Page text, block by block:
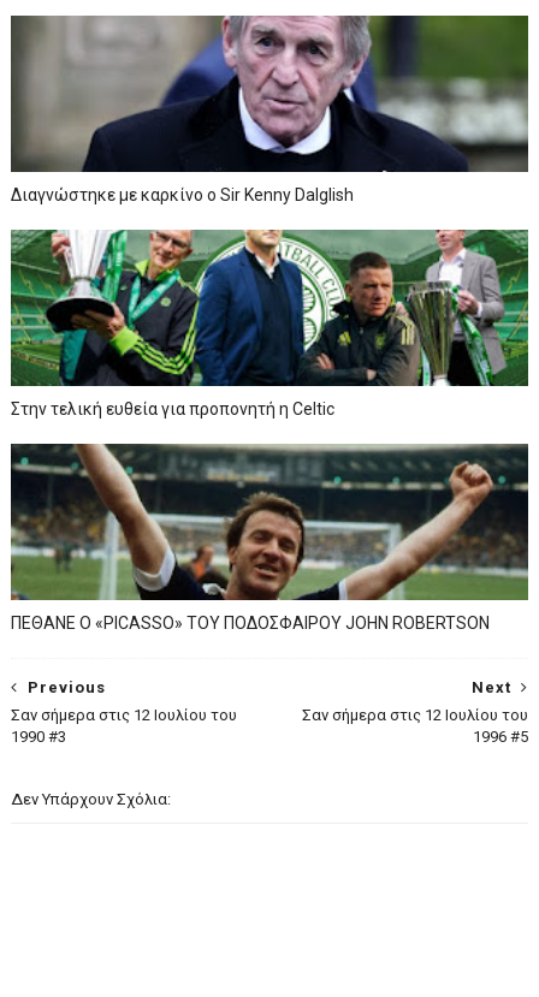
Διαγνώστηκε με καρκίνο ο Sir Kenny Dalglish
Στην τελική ευθεία για προπονητή η Celtic
ΠΕΘΑΝΕ Ο «PICASSO» TOY ΠΟΔΟΣΦΑΙΡΟΥ JOHN ROBERTSON
Next
Σαν σήμερα στις 12 Ιουλίου του
1996 #5
Previous
Σαν σήμερα στις 12 Ιουλίου του
1990 #3
Δεν Υπάρχουν Σχόλια: